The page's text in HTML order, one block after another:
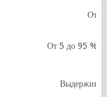
От –
От 5 до 95 %